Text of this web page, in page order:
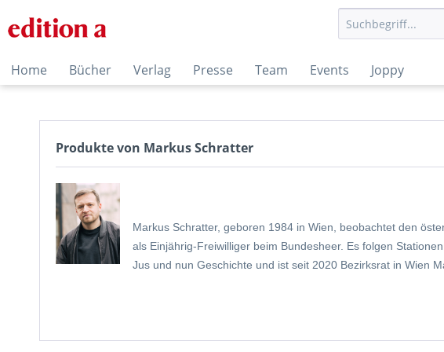
Home Bücher Verlag Presse Team Events Joppy
Produkte von Markus Schratter
Markus Schratter, geboren 1984 in Wien, beobachtet den
als Einjährig-Freiwilliger beim Bundesheer. Es folgen
Jus und nun Geschichte und ist seit 2020 Bezirksrat in Wien